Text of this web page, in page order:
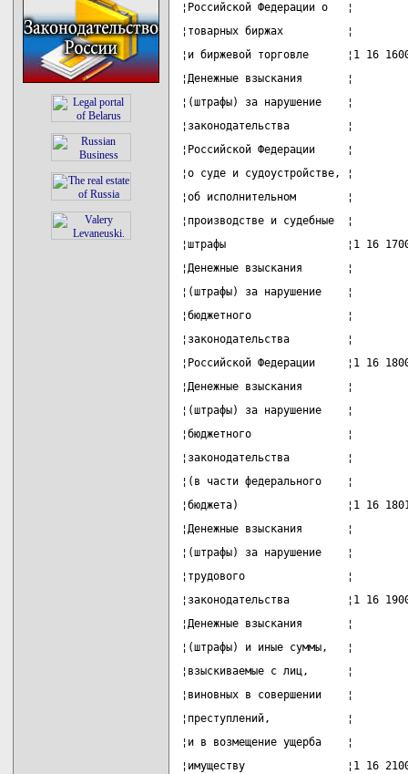
¦Российской Федерации о
¦товарных биржах          ¦
¦и биржевой торговле      ¦1 16
¦Денежные взыскания
¦(штрафы) за нарушение
¦законодательства
¦Российской Федерации
¦о суде и судоустройстве,
¦об исполнительном
¦производстве и судебные
¦штрафы                   ¦1 16
¦Денежные взыскания
¦(штрафы) за нарушение
¦бюджетного               ¦
¦законодательства
¦Российской Федерации     ¦1 16
¦Денежные взыскания
¦(штрафы) за нарушение
¦бюджетного               ¦
¦законодательства
¦(в части федерального
¦бюджета)                 ¦1 16
¦Денежные взыскания
¦(штрафы) за нарушение
¦трудового                ¦
¦законодательства         ¦1 16
¦Денежные взыскания
¦(штрафы) и иные суммы,
¦взыскиваемые с лиц,
¦виновных в совершении
¦преступлений,            ¦
¦и в возмещение ущерба
¦имуществу                ¦1 16